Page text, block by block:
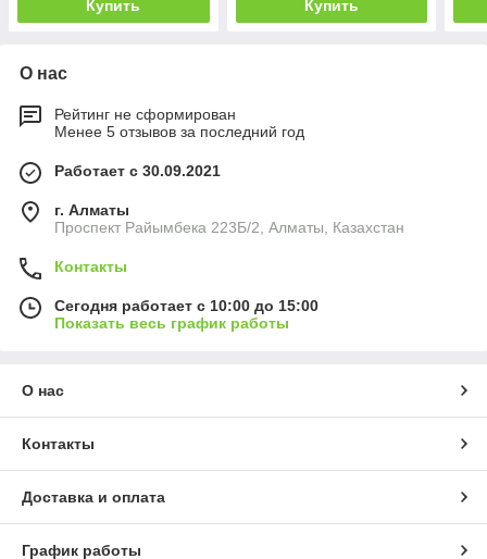
Купить Купить
О нас
Рейтинг не сформирован
Менее 5 отзывов за последний год
Работает с 30.09.2021
г. Алматы
Проспект Райымбека 223Б/2, Алматы, Казахстан
Контакты
Сегодня работает с 10:00 до 15:00
Показать весь график работы
О нас
Контакты
Доставка и оплата
График работы